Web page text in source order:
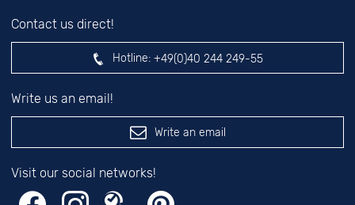
Contact us direct!
Hotline: +49(0)40 244 249-55
Write us an email!
Write an email
Visit our social networks!